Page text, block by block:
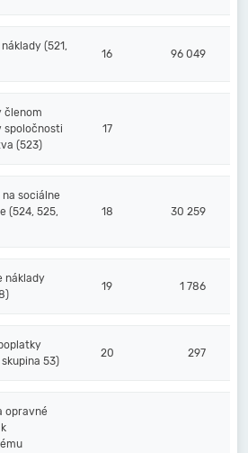
(521,
16 96 049
členom
spoločnosti
(523)
17
na sociálne
(524, 525,
18 30 259
náklady
19 1 786
53)
20 297
opravné